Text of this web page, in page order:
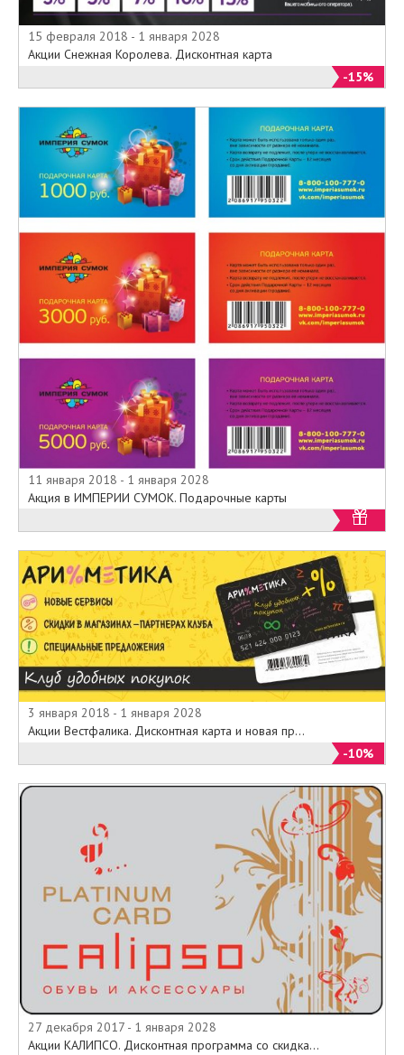
15 февраля 2018 - 1 января 2028
Акции Снежная Королева. Дисконтная карта
-15%
11 января 2018 - 1 января 2028
Акция в ИМПЕРИИ СУМОК. Подарочные карты
3 января 2018 - 1 января 2028
Акции Вестфалика. Дисконтная карта и новая пр...
-10%
27 декабря 2017 - 1 января 2028
Акции КАЛИПСО. Дисконтная программа со скидка...